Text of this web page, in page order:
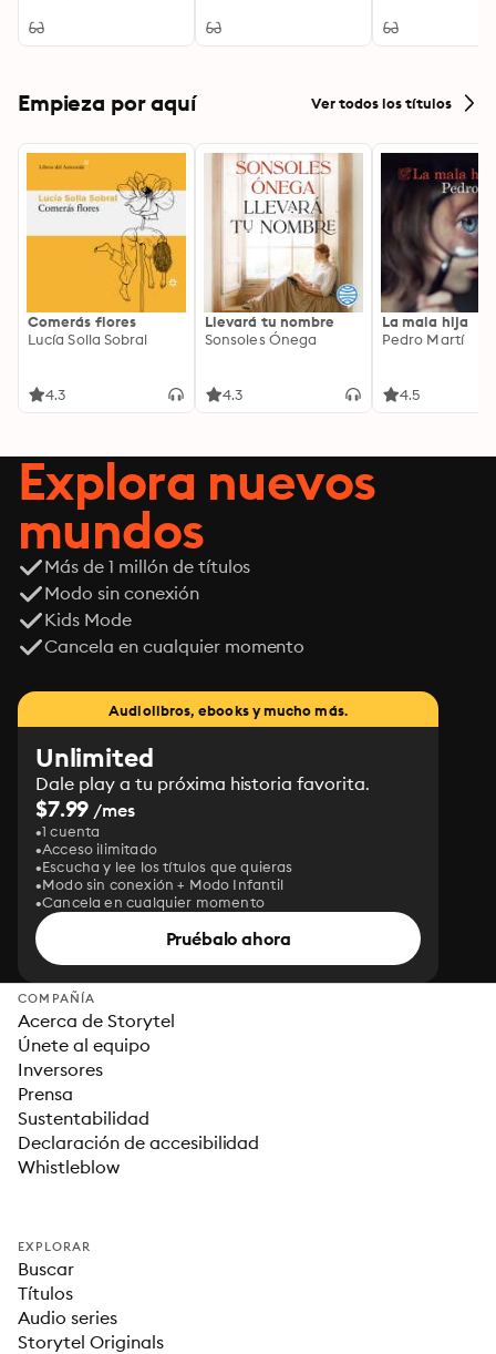
Empieza por aquí Ver todos los títulos
Comerás flores
Lucía Solla Sobral
4.3
Llevará tu nombre
Sonsoles Ónega
4.3
La mala hija
Pedro Martí
4.5
Explora nuevos
mundos
Más de 1 millón de títulos
Modo sin conexión
Kids Mode
Cancela en cualquier momento
Audiolibros, ebooks y mucho más.
Unlimited
Dale play a tu próxima historia favorita.
$7.99 /mes
1 cuenta
Acceso ilimitado
Escucha y lee los títulos que quieras
Modo sin conexión + Modo Infantil
Cancela en cualquier momento
Pruébalo ahora
COMPAÑÍA
Acerca de Storytel
Únete al equipo
Inversores
Prensa
Sustentabilidad
Declaración de accesibilidad
Whistleblow
EXPLORAR
Buscar
Títulos
Audio series
Storytel Originals